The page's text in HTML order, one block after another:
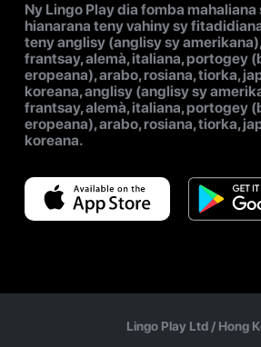
Ny Lingo Play dia fomba
hianarana teny vahiny sy
teny anglisy (anglisy sy
frantsay, alemà, italiana, portogey
eropeana), arabo, rosiana, tiorka,
koreana, anglisy (anglisy sy
frantsay, alemà, italiana, portogey
eropeana), arabo, rosiana, tiorka,
koreana.
Lingo Play Ltd / Hong